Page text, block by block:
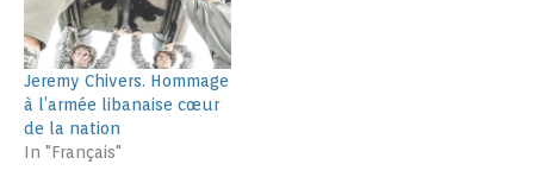
Jeremy Chivers. Hommage
à l’armée libanaise cœur
de la nation
In "Français"